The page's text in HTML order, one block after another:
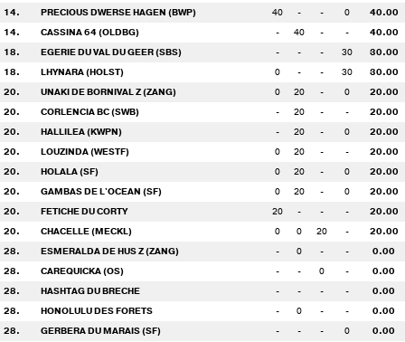
14.
PRECIOUS DWERSE HAGEN (BWP) 40 - - 0
40.00
14.
CASSINA 64 (OLDBG) - 40 - -
40.00
18.
EGERIE DU VAL DU GEER (SBS) - - - 30
30.00
18.
LHYNARA (HOLST) 0 - - 30
30.00
20.
UNAKI DE BORNIVAL Z (ZANG) 0 20 - 0
20.00
20.
CORLENCIA BC (SWB) - 20 - -
20.00
20.
HALLILEA (KWPN) - 20 - 0
20.00
20.
LOUZINDA (WESTF) 0 20 - -
20.00
20.
HOLALA (SF) 0 20 - 0
20.00
20.
GAMBAS DE L'OCEAN (SF) 0 20 - 0
20.00
20.
FETICHE DU CORTY 20 - - -
20.00
20.
CHACELLE (MECKL) 0 0 20 -
20.00
28.
ESMERALDA DE HUS Z (ZANG) - 0 - -
0.00
28.
CAREQUICKA (OS) - - 0 -
0.00
28.
HASHTAG DU BRECHE - - - -
0.00
28.
HONOLULU DES FORETS - 0 - -
0.00
28.
GERBERA DU MARAIS (SF) - - - 0
0.00